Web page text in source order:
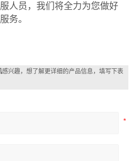
人员，我们将全力为您做好
务。
感兴趣，想了解更详细的产品信息，填写下表